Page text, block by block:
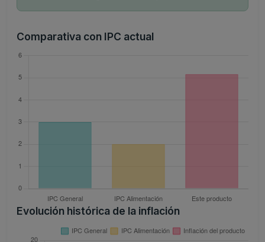
Comparativa con IPC actual
Evolución histórica de la inflación